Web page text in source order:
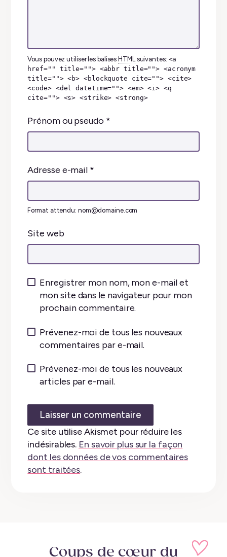
Vous pouvez utiliser les balises HTMLsuivantes: <a
href="" title=""> <abbr title=""> <acronym
title=""> <b> <blockquote cite=""> <cite>
<code> <del datetime=""> <em> <i> <q
cite=""> <s> <strike> <strong>
Prénom ou pseudo *
Adresse e-mail *
Format attendu: nom@domaine.com
Site web
Enregistrer mon nom, mon e-mail et
mon site dans le navigateur pour mon
prochain commentaire.
Prévenez-moi de tous les nouveaux
commentaires par e-mail.
Prévenez-moi de tous les nouveaux
articles par e-mail.
Ce site utilise Akismet pour réduire les
indésirables. En savoir plus sur la façon
dont les données de vos commentaires
sont traitées.
Coups de cœur du